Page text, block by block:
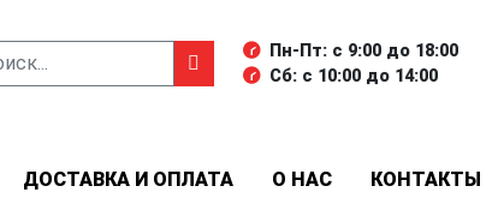
Пн-Пт: с 9:00 до 18:00
Сб: с 10:00 до 14:00
ДОСТАВКА И ОПЛАТА О НАС КОНТАКТЫ